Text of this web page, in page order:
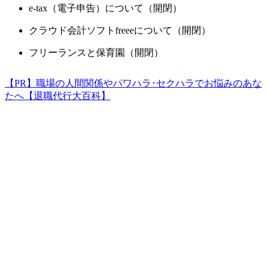
e-tax（電子申告）について（開閉）
クラウド会計ソフトfreeeについて（開閉）
フリーランスと保育園（開閉）
【PR】職場の人間関係やパワハラ･セクハラでお悩みのあな
たへ【退職代行大百科】